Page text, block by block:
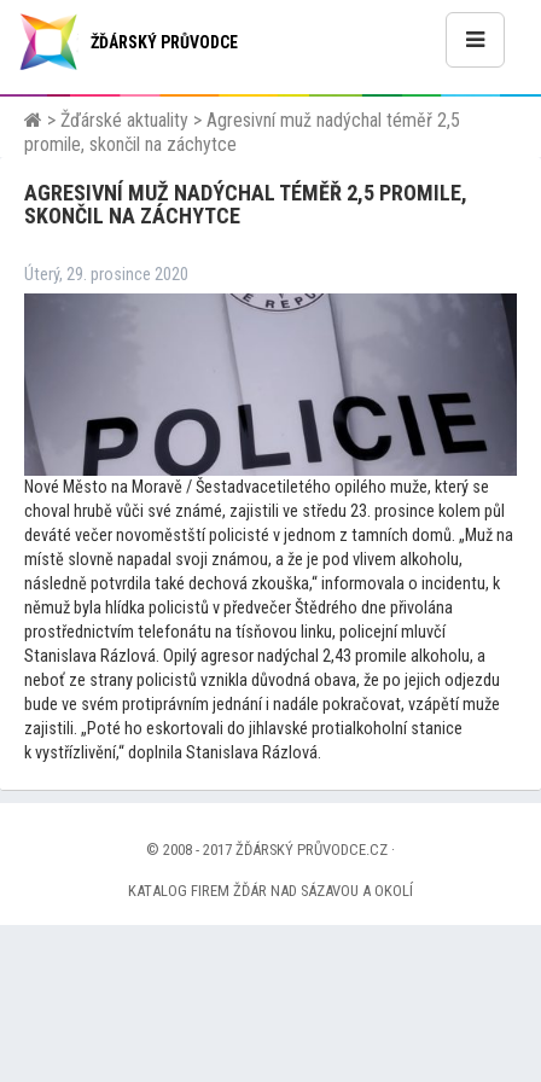
ŽĎÁRSKÝ PRŮVODCE
> Žďárské aktuality > Agresivní muž nadýchal téměř 2,5
promile, skončil na záchytce
AGRESIVNÍ MUŽ NADÝCHAL TÉMĚŘ 2,5 PROMILE,
SKONČIL NA ZÁCHYTCE
Úterý, 29. prosince 2020
Nové Město na Moravě / Šestadvacetiletého opilého muže, který se
choval hrubě vůči své známé, zajistili ve středu 23. prosince kolem půl
deváté večer novoměstští policisté v jednom z tamních domů. „Muž na
místě slovně napadal svoji známou, a že je pod vlivem alkoholu,
následně potvrdila také dechová zkouška,“ informovala o incidentu, k
němuž byla hlídka policistů v předvečer Štědrého dne přivolána
prostřednictvím telefonátu na tísňovou linku, policejní mluvčí
Stanislava Rázlová. Opilý agresor nadýchal 2,43 promile alkoholu, a
neboť ze strany policistů vznikla důvodná obava, že po jejich odjezdu
bude ve svém protiprávním jednání i nadále pokračovat, vzápětí muže
zajistili. „Poté ho eskortovali do jihlavské protialkoholní stanice
k vystřízlivění,“ doplnila Stanislava Rázlová.
© 2008 - 2017 ŽĎÁRSKÝ PRŮVODCE.CZ ·
KATALOG FIREM ŽĎÁR NAD SÁZAVOU A OKOLÍ